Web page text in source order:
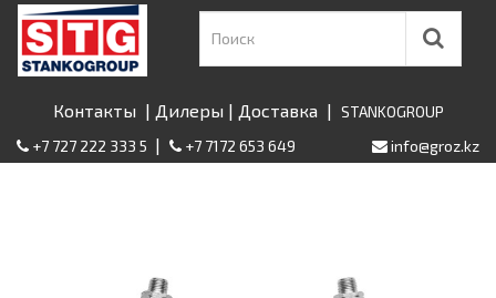
Контакты | Дилеры | Доставка | STANKOGROUP
+7 727 222 333 5 | +7 7172 653 649 info@groz.kz